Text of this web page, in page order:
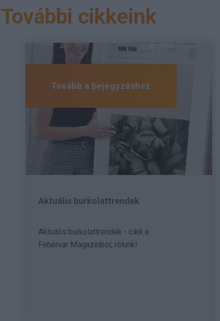
További cikkeink
Aktuális burkolattrendek
Aktuális burkolattrendek - cikk a
Fehérvár Magazinból, rólunk!
Tovább a bejegyzéshez